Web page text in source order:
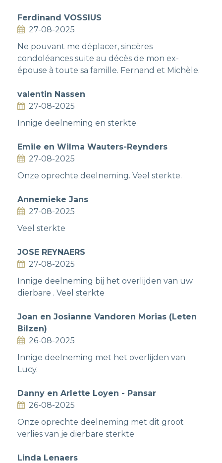
Ferdinand VOSSIUS
27-08-2025
Ne pouvant me déplacer, sincères
condoléances suite au décès de mon ex-
épouse à toute sa famille. Fernand et Michèle.
valentin Nassen
27-08-2025
Innige deelneming en sterkte
Emile en Wilma Wauters-Reynders
27-08-2025
Onze oprechte deelneming. Veel sterkte.
Annemieke Jans
27-08-2025
Veel sterkte
JOSE REYNAERS
27-08-2025
Innige deelneming bij het overlijden van uw
dierbare . Veel sterkte
Joan en Josianne Vandoren Morias (Leten
Bilzen)
26-08-2025
Innige deelneming met het overlijden van
Lucy.
Danny en Arlette Loyen - Pansar
26-08-2025
Onze oprechte deelneming met dit groot
verlies van je dierbare sterkte
Linda Lenaers